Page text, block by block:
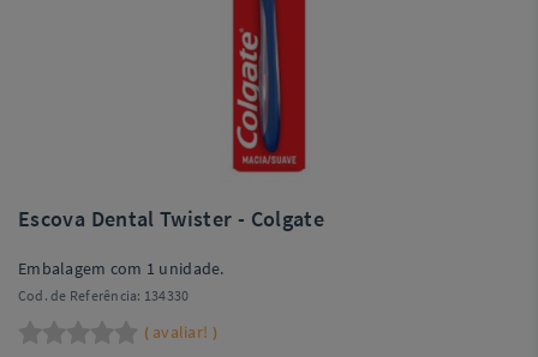
Escova Dental Twister - Colgate
Embalagem com 1 unidade.
Cod. de Referência: 134330
( avaliar! )